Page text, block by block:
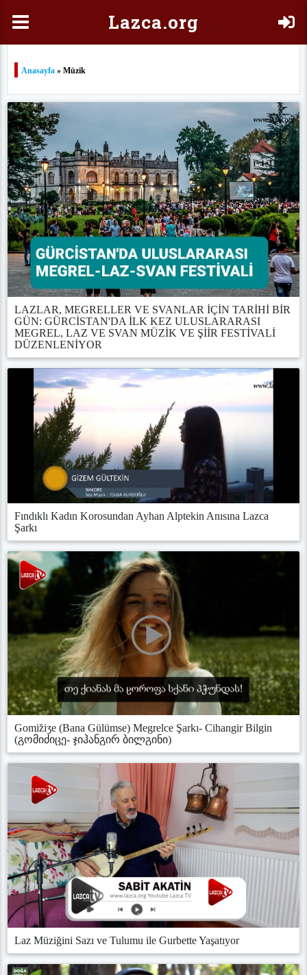
Lazca.org
Anasayfa » Müzik
LAZLAR, MEGRELLER VE SVANLAR İÇİN TARİHİ BİR
GÜN: GÜRCİSTAN'DA İLK KEZ ULUSLARARASI
MEGREL, LAZ VE SVAN MÜZİK VE ŞİİR FESTİVALİ
DÜZENLENİYOR
Fındıklı Kadın Korosundan Ayhan Alptekin Anısına Lazca
Şarkı
Gomiz̆iʒe (Bana Gülümse) Megrelce Şarkı- Cihangir Bilgin
(გომიძიცე- ჯიჰანგირ ბილგინი)
Laz Müziğini Sazı ve Tulumu ile Gurbette Yaşatıyor